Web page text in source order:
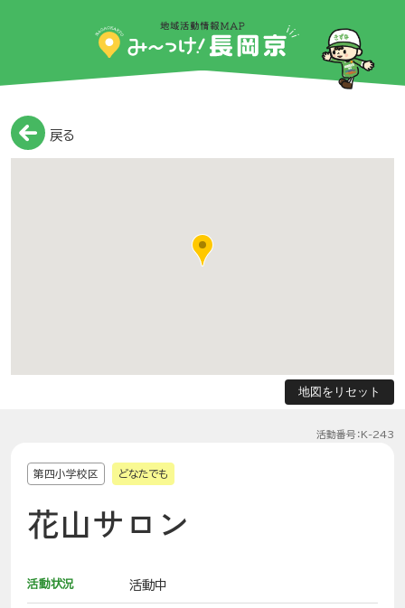
戻る
地図をリセット
活動番号：K-243
第四小学校区 どなたでも
花山サロン
活動状況 活動中